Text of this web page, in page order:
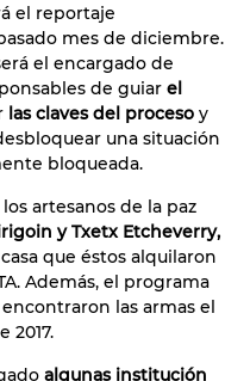
el reportaje
mes de diciembre.
el encargado de
de guiar el
las claves del proceso y
una situación
bloqueada.
artesanos de la paz
y Txetx Etcheverry,
que éstos alquilaron
Además, el programa
las armas el
2017.
algunas institución